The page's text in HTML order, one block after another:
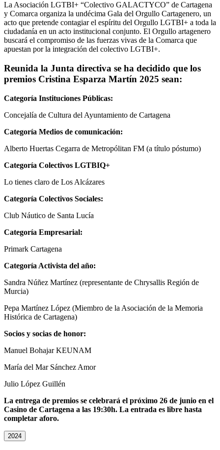
La Asociación LGTBI+ “Colectivo GALACTYCO” de Cartagena
y Comarca organiza la undécima Gala del Orgullo Cartagenero, un
acto que pretende contagiar el espíritu del Orgullo LGTBI+ a toda la
ciudadanía en un acto institucional conjunto. El Orgullo artagenero
buscará el compromiso de las fuerzas vivas de la Comarca que
apuestan por la integración del colectivo LGTBI+.
Reunida la Junta directiva se ha decidido que los
premios Cristina Esparza Martín 2025 sean:
Categoría Instituciones Públicas:
Concejalía de Cultura del Ayuntamiento de Cartagena
Categoría Medios de comunicación:
Alberto Huertas Cegarra de Metropólitan FM (a título póstumo)
Categoría Colectivos LGTBIQ+
Lo tienes claro de Los Alcázares
Categoría Colectivos Sociales:
Club Náutico de Santa Lucía
Categoría Empresarial:
Primark Cartagena
Categoría Activista del año:
Sandra Núñez Martínez (representante de Chrysallis Región de
Murcia)
Pepa Martínez López (Miembro de la Asociación de la Memoria
Histórica de Cartagena)
Socios y socias de honor:
Manuel Bohajar KEUNAM
María del Mar Sánchez Amor
Julio López Guillén
La entrega de premios se celebrará el próximo 26 de junio en el
Casino de Cartagena a las 19:30h. La entrada es libre hasta
completar aforo.
2024